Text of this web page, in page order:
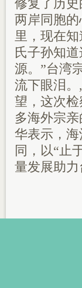
修复了历
两岸同胞
里，现在
氏子孙知
源。”台湾
流下眼泪
望，这次
多海外宗
华表示，
同，以“止
量发展助